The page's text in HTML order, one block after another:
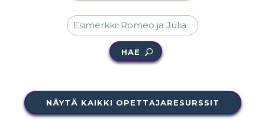
HAE
NÄYTÄ KAIKKI OPETTAJARESURSSIT